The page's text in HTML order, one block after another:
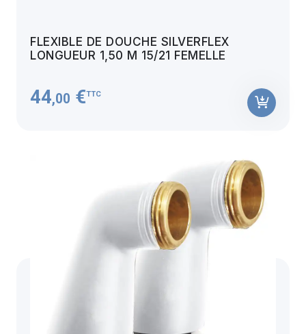
FLEXIBLE DE DOUCHE SILVERFLEX
LONGUEUR 1,50 M 15/21 FEMELLE
44,00 €TTC